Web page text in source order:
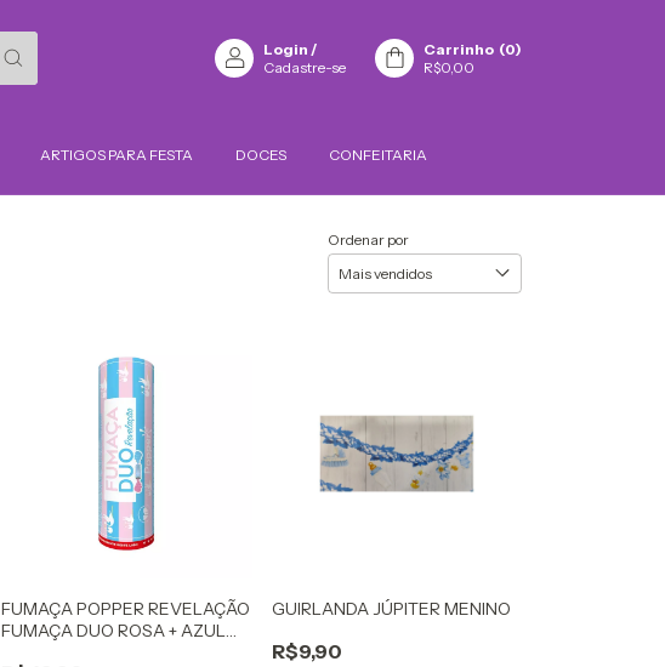
Login /
Cadastre-se
Carrinho (0)
R$0,00
ARTIGOS PARA FESTA DOCES CONFEITARIA
Ordenar por
FUMAÇA POPPER REVELAÇÃO
FUMAÇA DUO ROSA + AZUL
GUIRLANDA JÚPITER MENINO
R$9,90